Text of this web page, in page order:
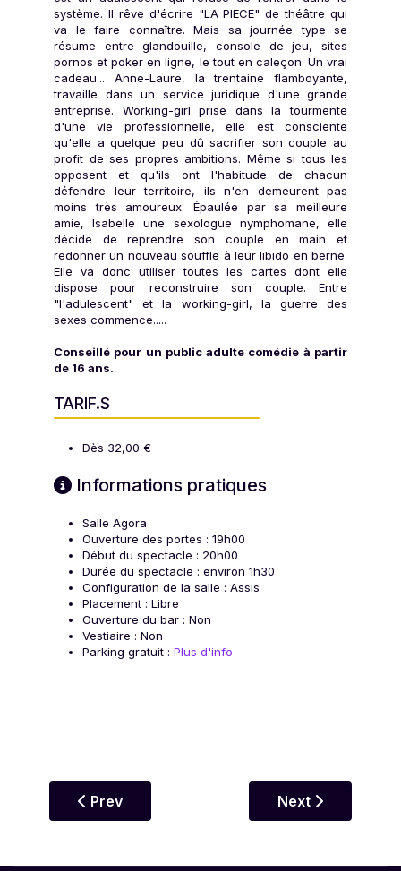
système. Il rêve d'écrire "LA PIECE" de théâtre qui
va le faire connaître. Mais sa journée type se
résume entre glandouille, console de jeu, sites
pornos et poker en ligne, le tout en caleçon. Un vrai
cadeau... Anne-Laure, la trentaine flamboyante,
travaille dans un service juridique d'une grande
entreprise. Working-girl prise dans la tourmente
d'une vie professionnelle, elle est consciente
qu'elle a quelque peu dû sacrifier son couple au
profit de ses propres ambitions. Même si tous les
opposent et qu'ils ont l'habitude de chacun
défendre leur territoire, ils n'en demeurent pas
moins très amoureux. Épaulée par sa meilleure
amie, Isabelle une sexologue nymphomane, elle
décide de reprendre son couple en main et
redonner un nouveau souffle à leur libido en berne.
Elle va donc utiliser toutes les cartes dont elle
dispose pour reconstruire son couple. Entre
"l'adulescent" et la working-girl, la guerre des
sexes commence.....
Conseillé pour un public adulte comédie à partir
de 16 ans.
TARIF.S
Dès 32,00 €
Informations pratiques
Salle Agora
Ouverture des portes : 19h00
Début du spectacle : 20h00
Durée du spectacle : environ 1h30
Configuration de la salle : Assis
Placement : Libre
Ouverture du bar : Non
Vestiaire : Non
Parking gratuit : Plus d'info
Previous article: 22 novembre 2026 - 15h00
Prev Next article: 05
Next